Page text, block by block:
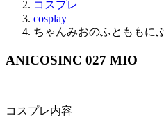
コスプレ
cosplay
ちゃんみおのふとももに
ANICOSINC 027 MIO
コスプレ内容